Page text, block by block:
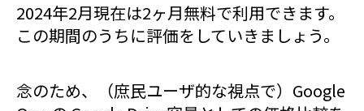
2024年2月現在は2ヶ月無料で利用できます。
この期間のうちに評価をしていきましょう。
念のため、（庶民ユーザ的な視点で）Google